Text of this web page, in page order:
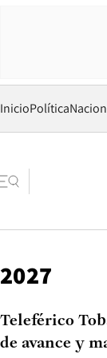
InicioPolítica
2027
Teleférico
de avance y